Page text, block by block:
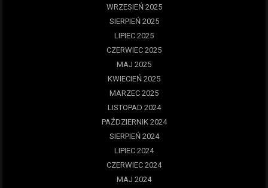
WRZESIEŃ 2025
SIERPIEŃ 2025
LIPIEC 2025
CZERWIEC 2025
MAJ 2025
KWIECIEŃ 2025
MARZEC 2025
LISTOPAD 2024
PAŹDZIERNIK 2024
SIERPIEŃ 2024
LIPIEC 2024
CZERWIEC 2024
MAJ 2024